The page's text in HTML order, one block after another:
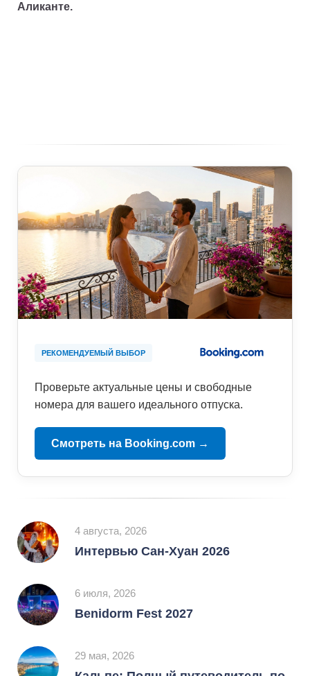
Аликанте.
РЕКОМЕНДУЕМЫЙ ВЫБОР
Проверьте актуальные цены и свободные
номера для вашего идеального отпуска.
Смотреть на Booking.com →
4 августа, 2026
Интервью Сан-Хуан 2026
6 июля, 2026
Benidorm Fest 2027
29 мая, 2026